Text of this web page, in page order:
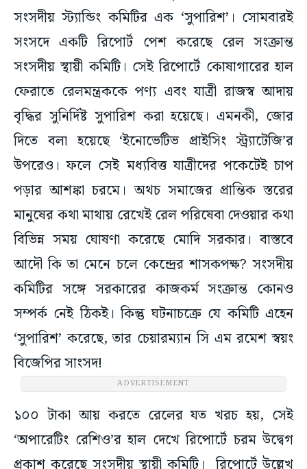
সংসদীয় স্ট্যান্ডিং কমিটির এক ‘সুপারিশ’। সোমবারই
সংসদে একটি রিপোর্ট পেশ করেছে রেল সংক্রান্ত
সংসদীয় স্থায়ী কমিটি। সেই রিপোর্টে কোষাগারের হাল
ফেরাতে রেলমন্ত্রককে পণ্য এবং যাত্রী রাজস্ব আদায়
বৃদ্ধির সুনির্দিষ্ট সুপারিশ করা হয়েছে। এমনকী, জোর
দিতে বলা হয়েছে ‘ইনোভেটিভ প্রাইসিং স্ট্র্যাটেজি’র
উপরেও। ফলে সেই মধ্যবিত্ত যাত্রীদের পকেটেই চাপ
পড়ার আশঙ্কা চরমে। অথচ সমাজের প্রান্তিক স্তরের
মানুষের কথা মাথায় রেখেই রেল পরিষেবা দেওয়ার কথা
বিভিন্ন সময় ঘোষণা করেছে মোদি সরকার। বাস্তবে
আদৌ কি তা মেনে চলে কেন্দ্রের শাসকপক্ষ? সংসদীয়
কমিটির সঙ্গে সরকারের কাজকর্ম সংক্রান্ত কোনও
সম্পর্ক নেই ঠিকই। কিন্তু ঘটনাচক্রে যে কমিটি এহেন
‘সুপারিশ’ করেছে, তার চেয়ারম্যান সি এম রমেশ স্বয়ং
বিজেপির সাংসদ!
ADVERTISEMENT
১০০ টাকা আয় করতে রেলের যত খরচ হয়, সেই
‘অপারেটিং রেশিও’র হাল দেখে রিপোর্টে চরম উদ্বেগ